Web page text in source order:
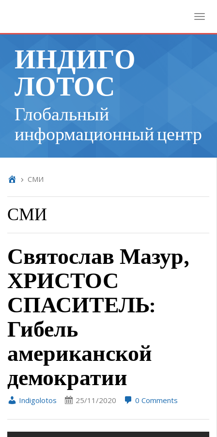
ИНДИГО
ЛОТОС
Глобальный
информационный центр
СМИ
СМИ
Святослав Мазур,
ХРИСТОС
СПАСИТЕЛЬ:
Гибель
американской
демократии
Indigolotos 25/11/2020 0 Comments